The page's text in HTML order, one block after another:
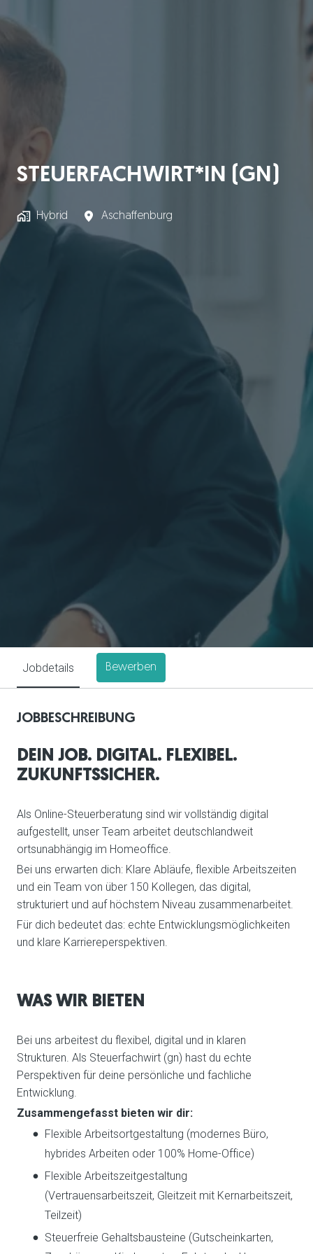
STEUERFACHWIRT*IN (GN)
Hybrid Aschaffenburg
Jobdetails Bewerben
JOBBESCHREIBUNG
DEIN JOB. DIGITAL. FLEXIBEL.
ZUKUNFTSSICHER.
Als Online-Steuerberatung sind wir vollständig digital
aufgestellt, unser Team arbeitet deutschlandweit
ortsunabhängig im Homeoffice.
Bei uns erwarten dich: Klare Abläufe, flexible Arbeitszeiten
und ein Team von über 150 Kollegen, das digital,
strukturiert und auf höchstem Niveau zusammenarbeitet.
Für dich bedeutet das: echte Entwicklungsmöglichkeiten
und klare Karriereperspektiven.
WAS WIR BIETEN
Bei uns arbeitest du flexibel, digital und in klaren
Strukturen. Als Steuerfachwirt (gn) hast du echte
Perspektiven für deine persönliche und fachliche
Entwicklung.
Zusammengefasst bieten wir dir:
Flexible Arbeitsortgestaltung (modernes Büro,
hybrides Arbeiten oder 100% Home-Office)
Flexible Arbeitszeitgestaltung
(Vertrauensarbeitszeit, Gleitzeit mit Kernarbeitszeit,
Teilzeit)
Steuerfreie Gehaltsbausteine (Gutscheinkarten,